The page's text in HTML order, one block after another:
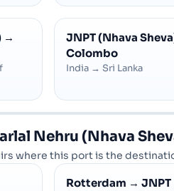
→
JNPT (Nhava
Colombo
India → Sri Lanka
Nehru (Nhava
where this port is the
Rotterdam → JNPT